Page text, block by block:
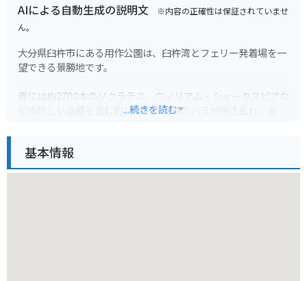
AIによる自動生成の説明文 ※内容の正確性は保証されていませ
ん。
大分県臼杵市にある用作公園は、臼杵湾とフェリー発着場を一
望できる景勝地です。
春には約2700本のソクラテス、ウィリアム・シャークスピアな
どの珍しい品種を含む約100種2000株のバラが咲き乱れ、あた
れで一日中楽しめます。
また、バイク駐車場も完備されているので、ツーリングの休憩
...続きを読む
基本情報